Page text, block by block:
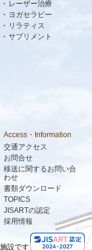
レーザー治療
ヨガセラピー
リラティス
サプリメント
Access・Information
交通アクセス
お問合せ
移送に関するお問い合
わせ
書類ダウンロード
TOPICS
JISARTの認定
採用情報
設です